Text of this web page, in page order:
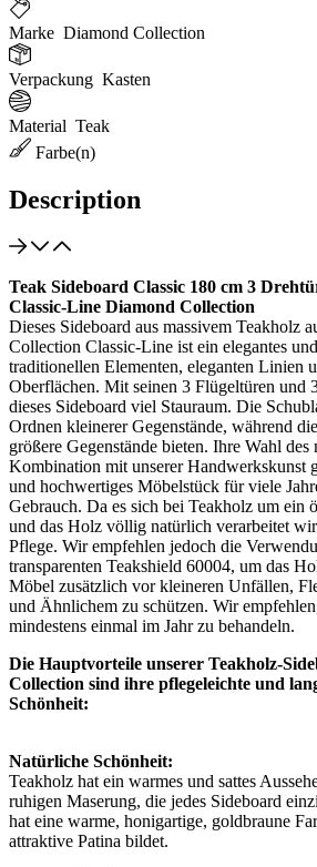
Marke Diamond Collection
Verpackung Kasten
Material Teak
Farbe(n)
Description
Teak Sideboard Classic 180 cm 3
Classic-Line Diamond Collection
Dieses Sideboard aus massivem Teakholz
Collection Classic-Line ist ein elegantes
traditionellen Elementen, eleganten Linien
Oberflächen. Mit seinen 3 Flügeltüren und
dieses Sideboard viel Stauraum. Die
Ordnen kleinerer Gegenstände, während
größere Gegenstände bieten. Ihre Wahl des
Kombination mit unserer Handwerkskunst
und hochwertiges Möbelstück für viele
Gebrauch. Da es sich bei Teakholz um ein
und das Holz völlig natürlich verarbeitet
Pflege. Wir empfehlen jedoch die
transparenten Teakshield 60004, um das
Möbel zusätzlich vor kleineren Unfällen,
und Ähnlichem zu schützen. Wir
mindestens einmal im Jahr zu behandeln.
Die Hauptvorteile unserer Teakholz-
Collection sind ihre pflegeleichte und
Schönheit:
Natürliche Schönheit:
Teakholz hat ein warmes und sattes
ruhigen Maserung, die jedes Sideboard
hat eine warme, honigartige, goldbraune
attraktive Patina bildet.